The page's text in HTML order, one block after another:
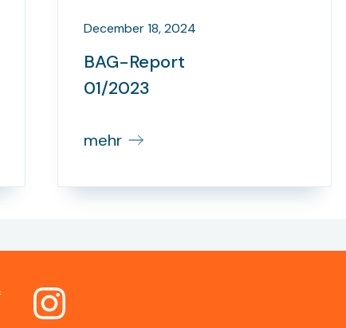
December 18, 2024
BAG-Report
01/2023
mehr